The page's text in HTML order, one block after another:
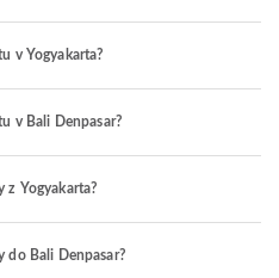
v Yogyakarta?
v Bali Denpasar?
z Yogyakarta?
do Bali Denpasar?